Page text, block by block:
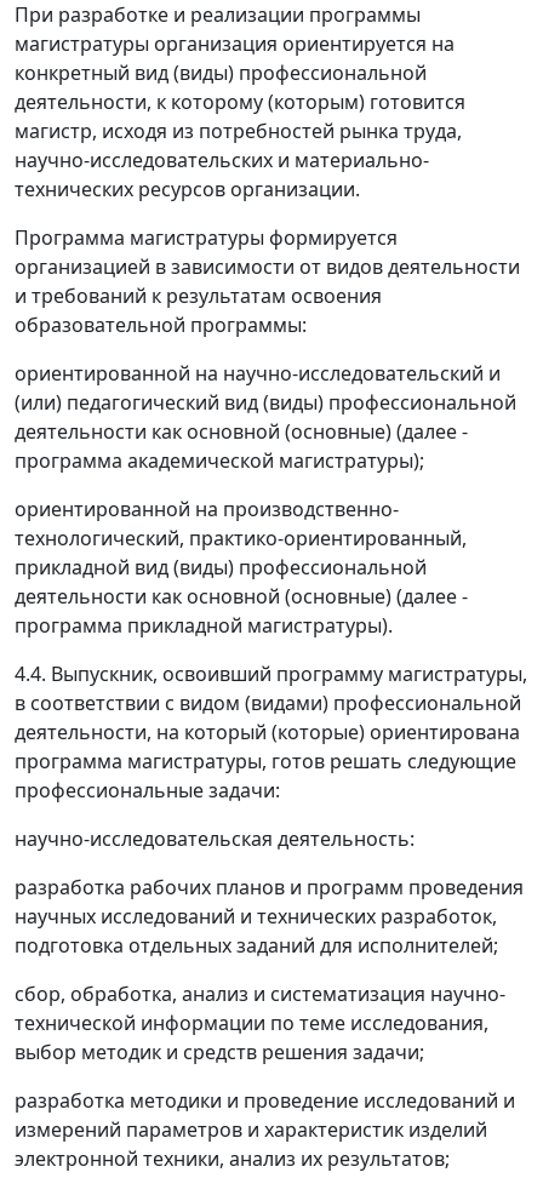
При разработке и реализации программы
магистратуры организация ориентируется на
конкретный вид (виды) профессиональной
деятельности, к которому (которым) готовится
магистр, исходя из потребностей рынка труда,
научно-исследовательских и материально-
технических ресурсов организации.
Программа магистратуры формируется
организацией в зависимости от видов деятельности
и требований к результатам освоения
образовательной программы:
ориентированной на научно-исследовательский и
(или) педагогический вид (виды) профессиональной
деятельности как основной (основные) (далее -
программа академической магистратуры);
ориентированной на производственно-
технологический, практико-ориентированный,
прикладной вид (виды) профессиональной
деятельности как основной (основные) (далее -
программа прикладной магистратуры).
4.4. Выпускник, освоивший программу магистратуры,
в соответствии с видом (видами) профессиональной
деятельности, на который (которые) ориентирована
программа магистратуры, готов решать следующие
профессиональные задачи:
научно-исследовательская деятельность:
разработка рабочих планов и программ проведения
научных исследований и технических разработок,
подготовка отдельных заданий для исполнителей;
сбор, обработка, анализ и систематизация научно-
технической информации по теме исследования,
выбор методик и средств решения задачи;
разработка методики и проведение исследований и
измерений параметров и характеристик изделий
электронной техники, анализ их результатов;